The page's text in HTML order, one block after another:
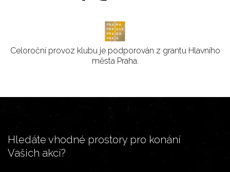
Celoroční provoz klubu je podporován z grantu Hlavního
města Praha.
Hledáte vhodné prostory pro konání
Vašich akcí?